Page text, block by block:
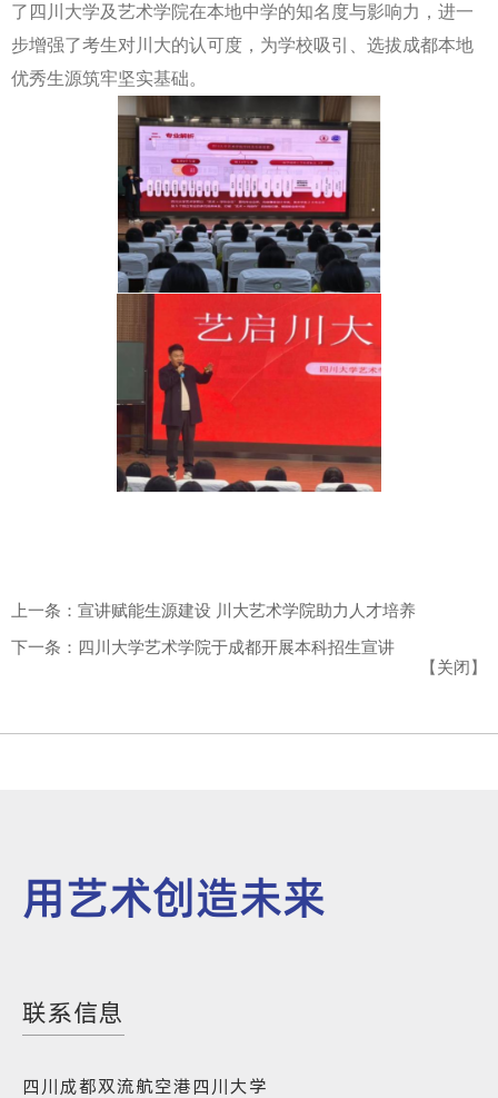
了四川大学及艺术学院在本地中学的知名度与影响力，进一
步增强了考生对川大的认可度，为学校吸引、选拔成都本地
优秀生源筑牢坚实基础。
上一条：宣讲赋能生源建设 川大艺术学院助力人才培养
下一条：四川大学艺术学院于成都开展本科招生宣讲
【关闭】
用艺术创造未来
联系信息
四川成都双流航空港四川大学